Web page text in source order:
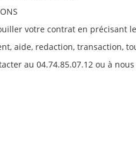
votre contrat en précisant
aide, redaction, transaction,
au 04.74.85.07.12 ou à